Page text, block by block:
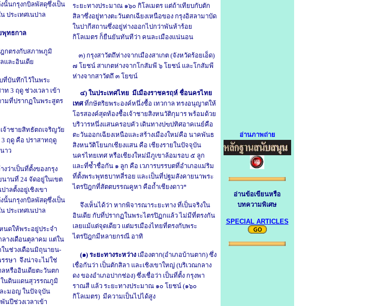
นั้นกรุงกบิลพัสดุซึ่งเป็น
ประเทศเนปาล
พุทธกาล
กตรงกับสภาพภูมิ
และอินเดีย
บันทึกไว้ในพระ
ท 3 ฤดู ช่วงเวลา เข้า
ามที่ปรากฏในพระสูตร
จ้าชายสิทธัตถเจริญวัย
ฤดู คือ ปราสาทฤดู
าว
ว่าเป็นที่ตั้งของกรุง
านที่ 24 จัดอยู่ในเขต
าลตั้งอยู่เชิงเขา
นั้นกรุงกบิลพัสดุซึ่งเป็น
ประเทศเนปาล
นดให้พระอยู่ประจำ
างเดือนตุลาคม แต่ใน
นช่วงเดือนมิถุนายน-
รษา จึงน่าจะไม่ใช่
หรืออินเดียตะวันตก
นดินแดนสุวรรณภูมิ
ละมอญ ในปัจจุบัน
นปีช่วงเวลาเข้า
ระยะทางประมาณ ๑๖๐ กิโลเมตร แต่ถ้าเทียบกับตัก
สิลาซึ่งอยู่ทางตะวันตกเฉียงเหนือของ กรุงอิสลามาบัด
ในปากีสถานซึ่งอยู่ห่างออกไปกว่าพันห้าร้อย
กิโลเมตร ก็ยืนยันทันทีว่า คนละเมืองแน่นอน
๓) กรุงสาวัตถึห่างจากเมืองสาเกต (จังหวัดร้อยเอ็ด)
๗ โยชน์ สาเกตห่างจากโกสัมพี ๖ โยชน์ และโกสัมพี
ห่างจากสาวัตถึ ๓ โยขน์
๔) ในประเทศไทย มีเมืองราชครฤห์ ชื่อนครไทย
เทศที่กษัตริยพระองค์หนึ่งชื้อ เทวกาล ทรงอนุญาตให้
โอรสองค์สุดท้องชื้อเจ้าชายสิงหนวัติกุมาร พร้อมด้วย
บริวารหนึ่งแสนครอบคัว เดินทางปฃปทิศอาคเนย์คือ
ตะวันออกเฉียงเหนือและสร้างเมืองใหม่คือ นาคพันธ
สิงหนวัติโยนกเชียงแสน คือ เชียงรายในปัจจุบัน
นครไทยเทศ หรือเชียงใหม่มีภูเขาล้อมรอบ ๕ ลูก
และที่ซ้ำชื่อกัน ๑ ลูก คือ เวภารบรรบตที่อำเภอแม่ริม
ที่ตั้งพระพุทธบาทสี่รอย และเป็นที่ปฐมสังคายนาพระ
ไตรปิฎกที่สัตตบรรณคูหา คือถ้ำเชียงดาว*
จึงเห็นได้ว่า หากพิจารณาระยะทาง ที่เป็นจริงใน
อินเดีย กับที่ปรากฏในพระไตรปิฏกแล้วไม่มีที่ตรงกัน
เลยแม้แต่จุดเดียว แต่มรเมืองไทยที่ตรงกับพระ
ไตรปิฎกมีหลายกรณี อาทิ
(๑) ระยะทางระหว่างเมืองตาก(อำเภอบ้านตาก) ซึ่ง
เชื่อกันว่า เป็นตักสิลา และเชิงเขาใหญ่ (บริเวณกลาง
ดง ของอำเภอปากช่อง) ซึ่งเชื่อว่า เป็นที่ตั้ง กรุงพา
ราณสี แล้ว ระยะทางประมาณ๑๐ โยชน์ (๑๖๐
กิโลเมตร) มีความเป็นไปได้สูง
อ่านภาพถ่าย
อ่านข้อเขียนหรือ
บทความพิเศษ
SPECIAL ARTICLES